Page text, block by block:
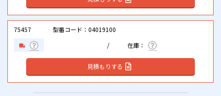
75457 型番コード：04019100
見積もりする